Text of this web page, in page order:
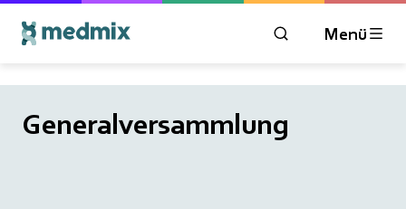
ÖFFNEN SIE DAS
Menü
Generalversammlung